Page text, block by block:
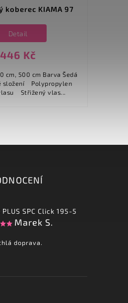
koberec KIAMA 97
446 Kč
Detail
Polypropylen
(PP) Typ vlasu Střižený vlas...
PLUS SPC Click 195-5
Marek S.
doprava.